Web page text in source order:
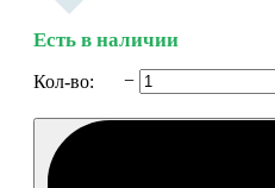
Есть в наличии
Кол-во: −